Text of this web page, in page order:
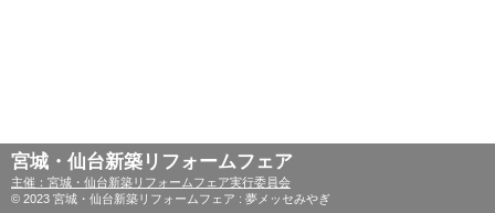
宮城・仙台新築リフォームフェア
主催：宮城・仙台新築リフォームフェア実行委員会
© 2023 宮城・仙台新築リフォームフェア : 夢メッセみやぎ